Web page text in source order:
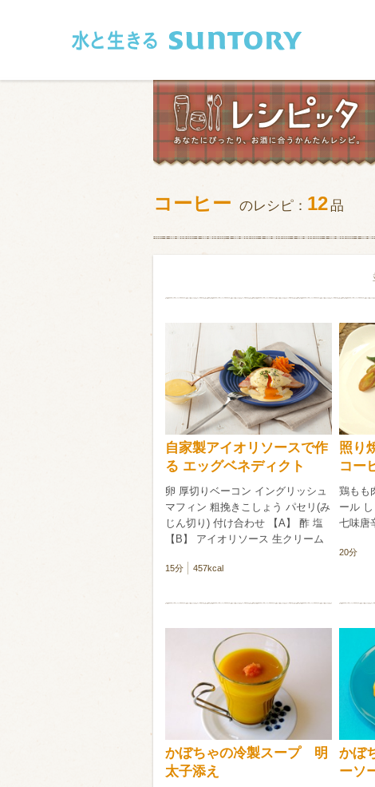
和食 洋食
フレンチ アジア・エスニッ
肉 魚介類
卵・乳製品 豆腐・豆類
お米・麺
類・穀物
その他
ビール ハイボール（ウイ
赤ワイン 白ワイン
コーヒー のレシピ： 12品
自家製アイオリソースで作
る エッグベネディクト
卵 厚切りベーコン イングリッシュ
マフィン 粗挽きこしょう パセリ(み
じん切り) 付け合わせ 【A】 酢 塩
【B】 アイオリソース 生クリーム
15分 457kcal
照り
コー
鶏もも
ール
七味唐
20分
かぼちゃの冷製スープ 明
太子添え
かぼ
ーソ